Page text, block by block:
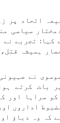
اتحاد پر
سیاسی
کہا: تجربے نے
ہمیشہ
نے
بات کرتے
سراہا اور
اداروں
کہ وہ دباؤ